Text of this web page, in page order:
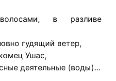
в разливе
гудящий ветер,
Ушас,
деятельные (воды)…